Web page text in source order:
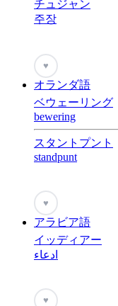
チュジャン
주장
♥
オランダ語
ベウェーリング
bewering
スタントプント
standpunt
♥
アラビア語
イッディアー
ادعاء
♥